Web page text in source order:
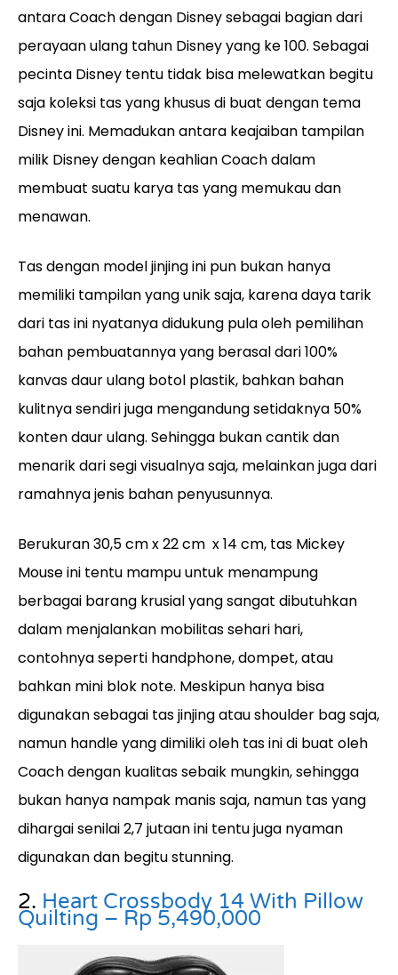
antara Coach dengan Disney sebagai bagian dari
perayaan ulang tahun Disney yang ke 100. Sebagai
pecinta Disney tentu tidak bisa melewatkan begitu
saja koleksi tas yang khusus di buat dengan tema
Disney ini. Memadukan antara keajaiban tampilan
milik Disney dengan keahlian Coach dalam
membuat suatu karya tas yang memukau dan
menawan.
Tas dengan model jinjing ini pun bukan hanya
memiliki tampilan yang unik saja, karena daya tarik
dari tas ini nyatanya didukung pula oleh pemilihan
bahan pembuatannya yang berasal dari 100%
kanvas daur ulang botol plastik, bahkan bahan
kulitnya sendiri juga mengandung setidaknya 50%
konten daur ulang. Sehingga bukan cantik dan
menarik dari segi visualnya saja, melainkan juga dari
ramahnya jenis bahan penyusunnya.
Berukuran30,5 cm x 22 cm x 14 cm, tas Mickey
Mouse ini tentu mampu untuk menampung
berbagai barang krusial yang sangat dibutuhkan
dalam menjalankan mobilitas sehari hari,
contohnya seperti handphone, dompet, atau
bahkan mini blok note. Meskipun hanya bisa
digunakan sebagai tas jinjing atau shoulder bag saja,
namun handle yang dimiliki oleh tas ini di buat oleh
Coach dengan kualitas sebaik mungkin, sehingga
bukan hanya nampak manis saja, namun tas yang
dihargai senilai 2,7 jutaan ini tentu juga nyaman
digunakan dan begitu stunning.
2. Heart Crossbody 14 With Pillow
Quilting – Rp 5,490,000